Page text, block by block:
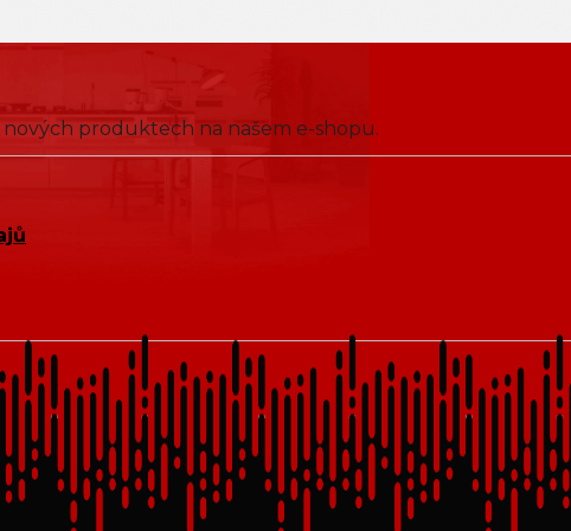
produktech na našem e-shopu.